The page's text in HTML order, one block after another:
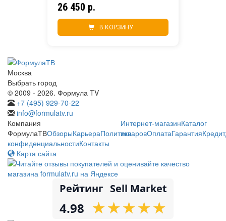
26 450 р.
В КОРЗИНУ
Москва
Выбрать город
© 2009 - 2026. Формула TV
+7 (495) 929-70-22
info@formulatv.ru
Компания
ФормулаТВОбзорыКарьераПолитика
конфиденциальностиКонтакты
Интернет-магазинКаталог
товаровОплатаГарантияКредит
Карта сайта
Рейтинг Sell Market
4.98 ★
★★
★★
★★
★★
★